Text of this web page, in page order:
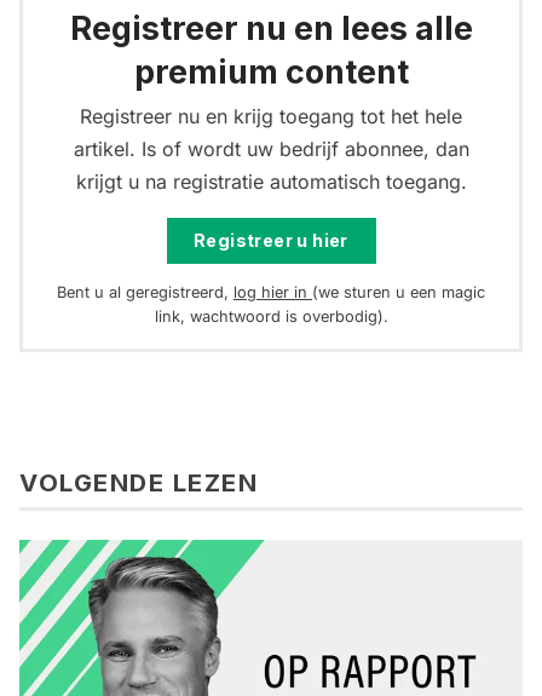
Registreer nu en lees alle
premium content
Registreer nu en krijg toegang tot het hele
artikel. Is of wordt uw bedrijf abonnee, dan
krijgt u na registratie automatisch toegang.
Registreer u hier
Bent u al geregistreerd, log hier in (we sturen u een magic
link, wachtwoord is overbodig).
VOLGENDE LEZEN